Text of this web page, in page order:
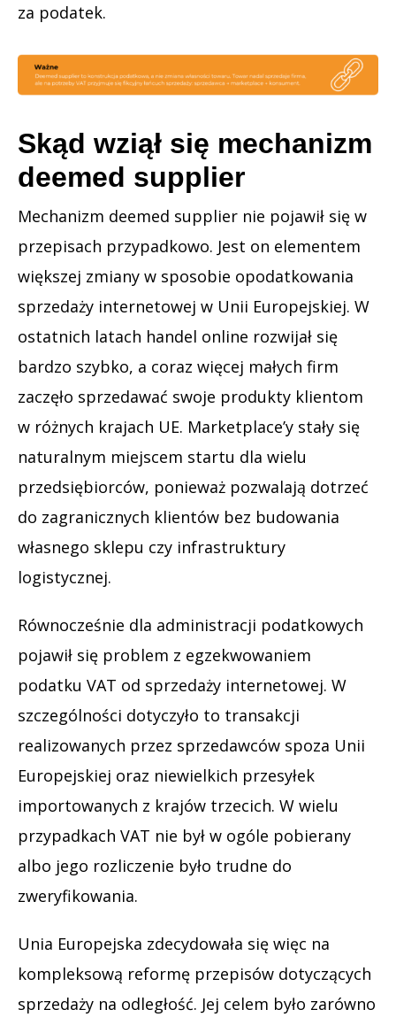
za podatek.
Skąd wziął się mechanizm
deemed supplier
Mechanizm deemed supplier nie pojawił się w
przepisach przypadkowo. Jest on elementem
większej zmiany w sposobie opodatkowania
sprzedaży internetowej w Unii Europejskiej. W
ostatnich latach handel online rozwijał się
bardzo szybko, a coraz więcej małych firm
zaczęło sprzedawać swoje produkty klientom
w różnych krajach UE. Marketplace’y stały się
naturalnym miejscem startu dla wielu
przedsiębiorców, ponieważ pozwalają dotrzeć
do zagranicznych klientów bez budowania
własnego sklepu czy infrastruktury
logistycznej.
Równocześnie dla administracji podatkowych
pojawił się problem z egzekwowaniem
podatku VAT od sprzedaży internetowej. W
szczególności dotyczyło to transakcji
realizowanych przez sprzedawców spoza Unii
Europejskiej oraz niewielkich przesyłek
importowanych z krajów trzecich. W wielu
przypadkach VAT nie był w ogóle pobierany
albo jego rozliczenie było trudne do
zweryfikowania.
Unia Europejska zdecydowała się więc na
kompleksową reformę przepisów dotyczących
sprzedaży na odległość. Jej celem było zarówno